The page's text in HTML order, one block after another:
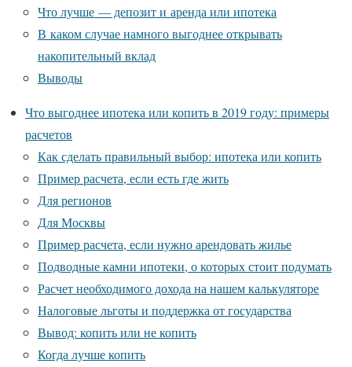
Что лучше — депозит и аренда или ипотека
В каком случае намного выгоднее открывать
накопительный вклад
Выводы
Что выгоднее ипотека или копить в 2019 году: примеры
расчетов
Как сделать правильный выбор: ипотека или копить
Пример расчета, если есть где жить
Для регионов
Для Москвы
Пример расчета, если нужно арендовать жилье
Подводные камни ипотеки, о которых стоит подумать
Расчет необходимого дохода на нашем калькуляторе
Налоговые льготы и поддержка от государства
Вывод: копить или не копить
Когда лучше копить